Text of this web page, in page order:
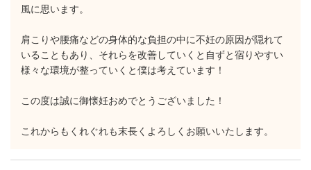
風に思います。
肩こりや腰痛などの身体的な負担の中に不妊の原因が隠れて
いることもあり、それらを改善していくと自ずと宿りやすい
様々な環境が整っていくと僕は考えています！
この度は誠に御懐妊おめでとうございました！
これからもくれぐれも末長くよろしくお願いいたします。